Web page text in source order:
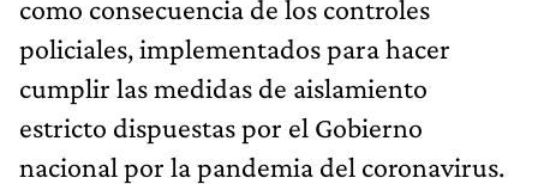
como consecuencia de los controles
policiales, implementados para hacer
cumplir las medidas de aislamiento
estricto dispuestas por el Gobierno
nacional por la pandemia del coronavirus.